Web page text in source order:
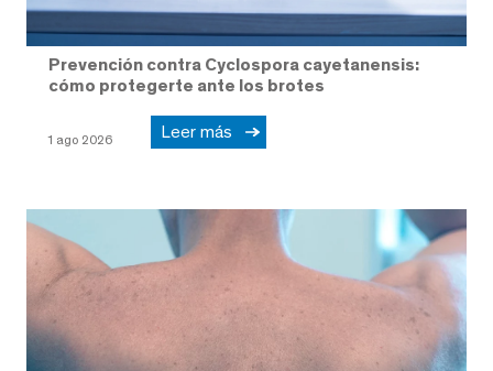
Prevención contra Cyclospora cayetanensis:
cómo protegerte ante los brotes
1 ago 2026 Leer más